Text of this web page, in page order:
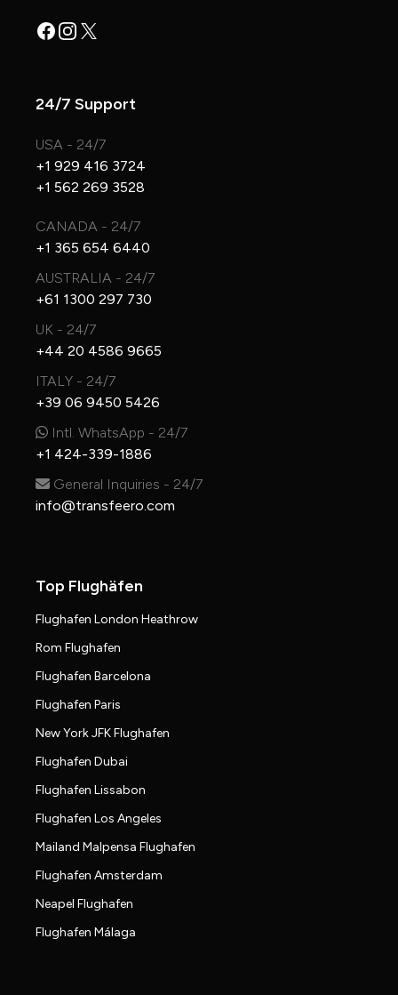
Facebook
Instagram
X
24/7 Support
USA - 24/7
+1 929 416 3724
+1 562 269 3528
CANADA - 24/7
+1 365 654 6440
AUSTRALIA - 24/7
+61 1300 297 730
UK - 24/7
+44 20 4586 9665
ITALY - 24/7
+39 06 9450 5426
Intl. WhatsApp - 24/7
+1 424-339-1886
General Inquiries - 24/7
info@transfeero.com
Top Flughäfen
Flughafen London Heathrow
Rom Flughafen
Flughafen Barcelona
Flughafen Paris
New York JFK Flughafen
Flughafen Dubai
Flughafen Lissabon
Flughafen Los Angeles
Mailand Malpensa Flughafen
Flughafen Amsterdam
Neapel Flughafen
Flughafen Málaga